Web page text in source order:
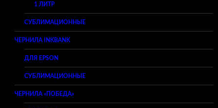
1 ЛИТР
СУБЛИМАЦИОННЫЕ
ЧЕРНИЛА INKBANK
ДЛЯ EPSON
СУБЛИМАЦИОННЫЕ
ЧЕРНИЛА «ПОБЕДА»